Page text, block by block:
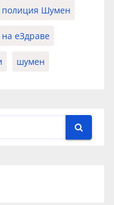
полиция Шумен
еЗдраве
шумен